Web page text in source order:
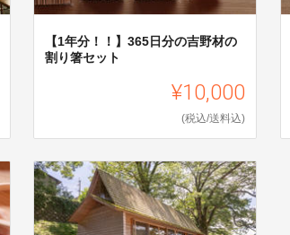
【1年分！！】365日分の吉野材の
割り箸セット
¥10,000
(税込/送料込)